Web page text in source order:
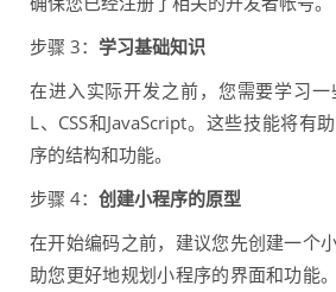
步骤 3： 学习基础知识
在进入实际开发之前，您需要学习
L、CSS和JavaScript。这些技能将有
序的结构和功能。
步骤 4： 创建小程序的原型
在开始编码之前，建议您先创建一个
助您更好地规划小程序的界面和功能